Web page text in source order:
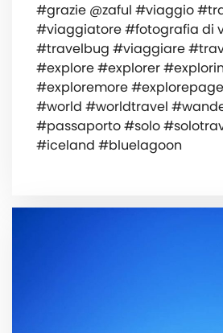
#grazie @zaful #viaggio
#viaggiatore #fotografia di
#travelbug #viaggiare
#explore #explorer
#exploremore
#world #worldtravel
#passaporto #solo
#iceland #bluelagoon